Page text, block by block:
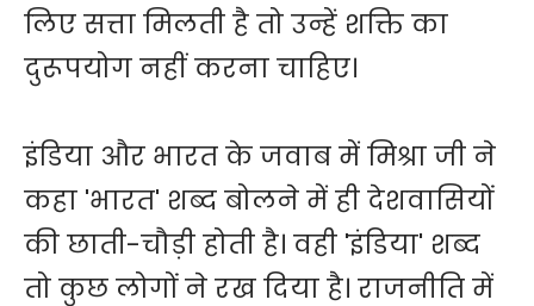
लिए सत्ता मिलती है तो उन्हें शक्ति का
दुरूपयोग नहीं करना चाहिए।
इंडिया और भारत के जवाब में मिश्रा जी ने
कहा 'भारत' शब्द बोलने में ही देशवासियों
की छाती-चौड़ी होती है। वही 'इंडिया' शब्द
तो कुछ लोगों ने रख दिया है। राजनीति में